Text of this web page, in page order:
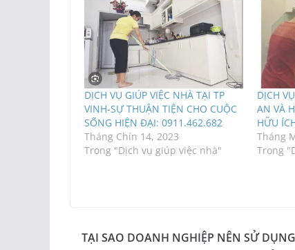
DỊCH VỤ GIÚP VIỆC NHÀ TẠI TP
VINH-SỰ THUẬN TIỆN CHO CUỘC
SỐNG HIỆN ĐẠI: 0911.462.682
Tháng Chín 14, 2023
Trong "Dịch vụ giúp việc nhà"
DỊCH
AN VÀ
HỮU
Tháng
Trong
TẠI SAO DOANH NGHIỆP NÊN SỬ